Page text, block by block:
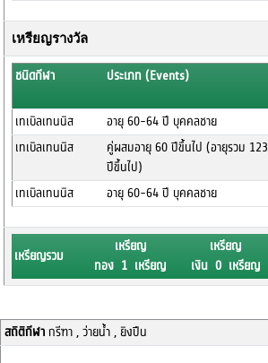
เหรียญรางวัล
ชนิดกีฬา ประเภท (Events)
เทเบิลเทนนิส อายุ 60-64 ปี บุคคลชาย
เทเบิลเทนนิส
คู่ผสมอายุ 60 ปีขึ้นไป (อายุรวม 123
ปีขึ้นไป)
เทเบิลเทนนิส อายุ 60-64 ปี บุคคลชาย
เหรียญรวม
เหรียญ
ทอง 1 เหรียญ
เหรียญ
เงิน 0 เหรียญ
สถิติกีฬากรีฑา , ว่ายน้ำ , ยิงปืน